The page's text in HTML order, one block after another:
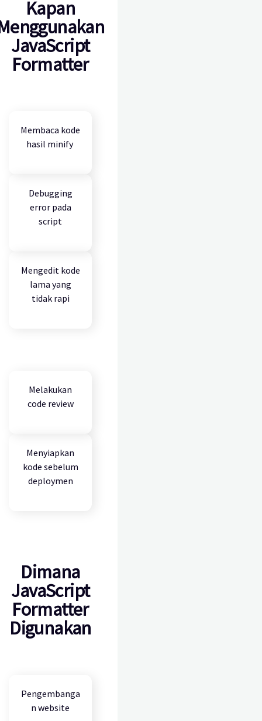
Kapan
JavaScript
Formatter
Membaca kode
hasil minify
Debugging
error pada
script
Mengedit kode
lama yang
tidak rapi
Melakukan
code review
Menyiapkan
kode sebelum
deploymen
Dimana
JavaScript
Formatter
Digunakan
Pengembanga
n website